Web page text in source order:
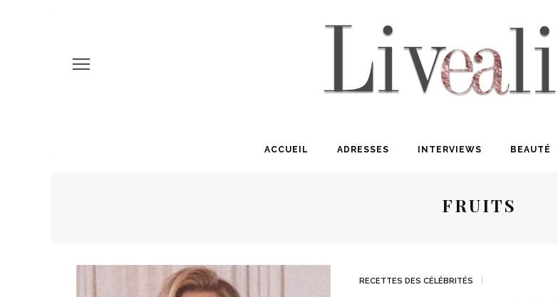
ACCUEIL ADRESSES INTERVIEWS BEAUTÉ
FRUITS
RECETTES DES CÉLÉBRITÉS